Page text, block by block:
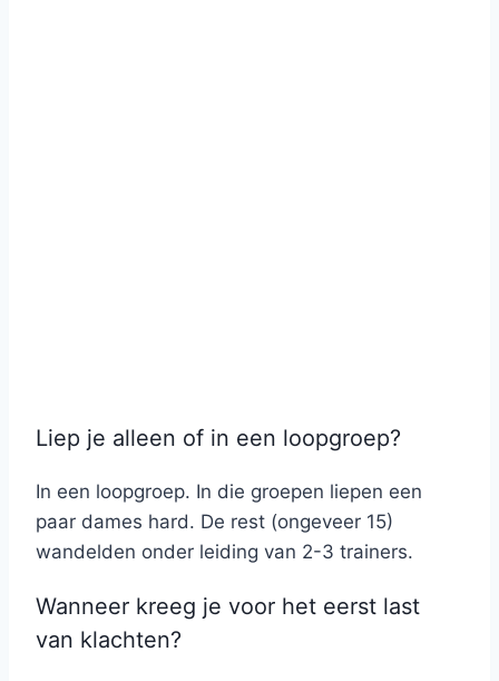
Liep je alleen of in een loopgroep?
In een loopgroep. In die groepen liepen een
paar dames hard. De rest (ongeveer 15)
wandelden onder leiding van 2-3 trainers.
Wanneer kreeg je voor het eerst last
van klachten?